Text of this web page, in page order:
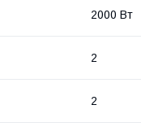
2000 Вт
2
2